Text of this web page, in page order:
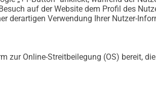
auf der Website dem Profil des
derartigen Verwendung Ihrer Nutzer-
zur Online-Streitbeilegung (OS) bereit,